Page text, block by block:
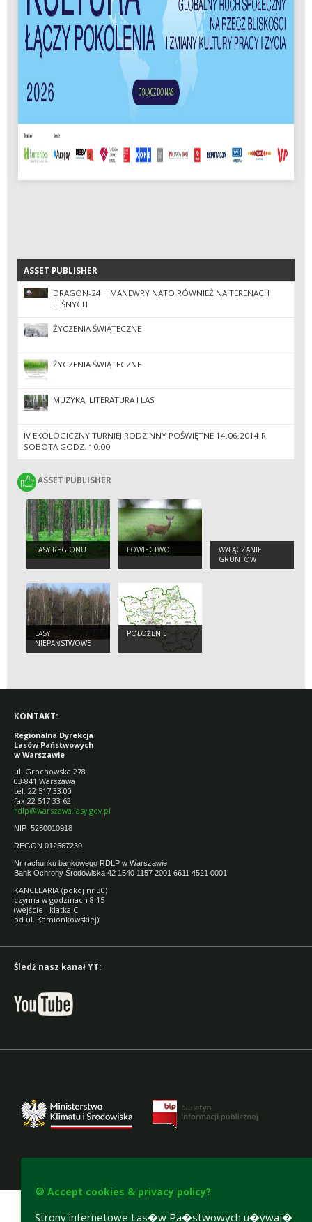
ASSET PUBLISHER
ASSET PUBLISHER
DRAGON-24 − MANEWRY NATO RÓWNIEŻ NA TERENACH
LEŚNYCH
ŻYCZENIA ŚWIĄTECZNE
ŻYCZENIA ŚWIĄTECZNE
MUZYKA, LITERATURA I LAS
IV EKOLOGICZNY TURNIEJ RODZINNY POŚWIĘTNE 14.06.2014 R.
SOBOTA GODZ. 10:00
ASSET PUBLISHER
ASSET PUBLISHER
LASY REGIONU ŁOWIECTWO
WYŁĄCZANIE
GRUNTÓW
LASY
NIEPAŃSTWOWE
POŁOŻENIE
KONTAKT:
Regionalna Dyrekcja
Lasów Państwowych
w Warszawie
ul. Grochowska 278
03-841 Warszawa
tel. 22 517 33 00
fax 22 517 33 62
rdlp@warszawa.lasy.gov.pl
NIP 5250010918
REGON 012567230
Nr rachunku bankowego RDLP w Warszawie
Bank Ochrony Środowiska 42 1540 1157 2001 6611 4521 0001
KANCELARIA (pokój nr 30)
czynna w godzinach 8-15
(wejście - klatka C
od ul. Kamionkowskiej)
Śledź nasz kanał YT:
🍪 Accept cookies & privacy policy?
Strony internetowe Las�w Pa�stwowych u�ywaj�